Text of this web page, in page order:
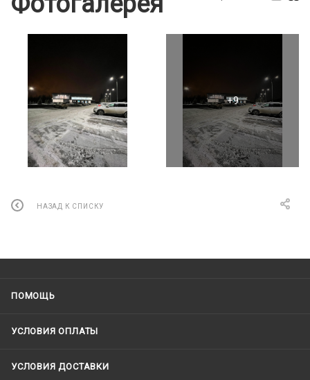
НАЗАД К СПИСКУ
ПОМОЩЬ
УСЛОВИЯ ОПЛАТЫ
УСЛОВИЯ ДОСТАВКИ